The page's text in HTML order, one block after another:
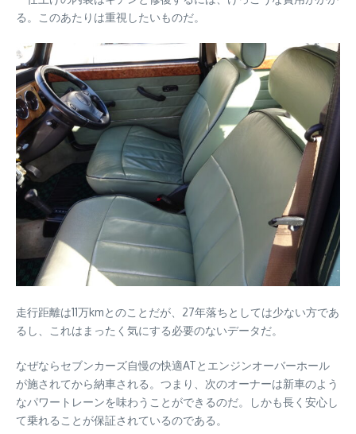
る。このあたりは重視したいものだ。
走行距離は11万kmとのことだが、27年落ちとしては少ない方であ
るし、これはまったく気にする必要のないデータだ。
なぜならセブンカーズ自慢の快適ATとエンジンオーバーホール
が施されてから納車される。つまり、次のオーナーは新車のよう
なパワートレーンを味わうことができるのだ。しかも長く安心し
て乗れることが保証されているのである。